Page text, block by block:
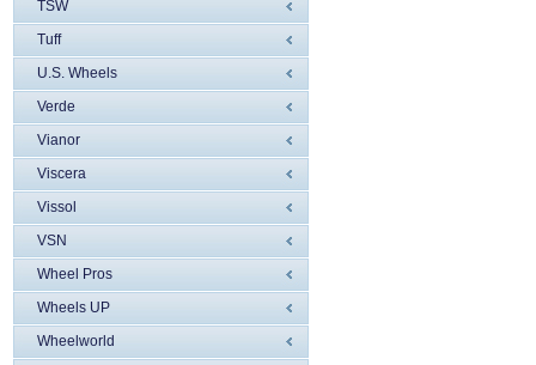
TSW
Tuff
U.S. Wheels
Verde
Vianor
Viscera
Vissol
VSN
Wheel Pros
Wheels UP
Wheelworld